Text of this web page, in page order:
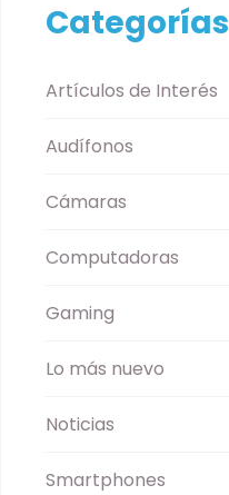
Categorías
Artículos de Interés
Audífonos
Cámaras
Computadoras
Gaming
Lo más nuevo
Noticias
Smartphones